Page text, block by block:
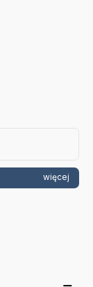
więcej